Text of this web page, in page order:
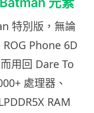
特別版，無論
Phone 6D
用回 Dare To
處理器、
RAM